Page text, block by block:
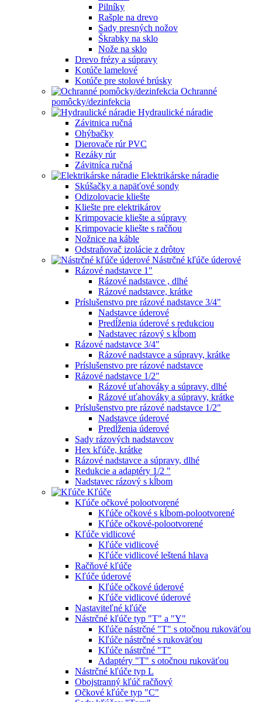
Pilníky
Rašple na drevo
Sady presných nožov
Škrabky na sklo
Nože na sklo
Drevo frézy a súpravy
Kotúče lamelové
Kotúče pre stolové brúsky
Ochranné
pomôcky/dezinfekcia
Hydraulické náradie
Závitnica ručná
Ohýbačky
Dierovače rúr PVC
Rezáky rúr
Závitníca ručná
Elektrikárske náradie
Skúšačky a napäťové sondy
Odizolovacie kliešte
Kliešte pre elektrikárov
Krimpovacie kliešte a súpravy
Krimpovacie kliešte s račňou
Nožnice na káble
Odstraňovač izolácie z drôtov
Nástrčné kľúče úderové
Rázové nadstavce 1"
Rázové nadstavce , dlhé
Rázové nadstavce, krátke
Príslušenstvo pre rázové nadstavce 3/4"
Nadstavce úderové
Predĺženia úderové s redukciou
Nadstavec rázový s kĺbom
Rázové nadstavce 3/4"
Rázové nadstavce a súpravy, krátke
Príslušenstvo pre rázové nadstavce
Rázové nadstavce 1/2"
Rázové uťahováky a súpravy, dlhé
Rázové uťahováky a súpravy, krátke
Príslušenstvo pre rázové nadstavce 1/2"
Nadstavce úderové
Predĺženia úderové
Sady rázových nadstavcov
Hex kľúče, krátke
Rázové nadstavce a súpravy, dlhé
Redukcie a adaptéry 1/2 "
Nadstavec rázový s kĺbom
Kľúče
Kľúče očkové polootvorené
Kľúče očkové s kĺbom-polootvorené
Kľúče očkové-polootvorené
Kľúče vidlicové
Kľúče vidlicové
Kľúče vidlicové leštená hlava
Račňové kľúče
Kľúče úderové
Kľúče očkové úderové
Kľúče vidlicové úderové
Nastaviteľné kľúče
Nástrčné kľúče typ "T" a "Y"
Kľúče nástrčné "T" s otočnou rukoväťou
Kľúče nástrčné s rukoväťou
Kľúče nástrčné "T"
Adaptéry "T" s otočnou rukoväťou
Nástrčné kľúče typ L
Obojstranný kľúč račňový
Očkové kľúče typ "C"